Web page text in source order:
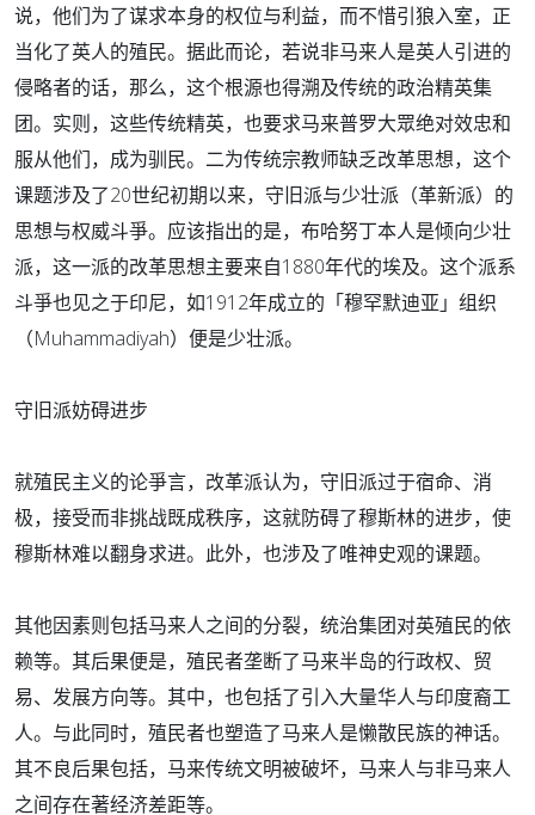
说，他们为了谋求本身的权位与利益，而不惜引狼入室，正
当化了英人的殖民。据此而论，若说非马来人是英人引进的
侵略者的话，那么，这个根源也得溯及传统的政治精英集
团。实则，这些传统精英，也要求马来普罗大眾绝对效忠和
服从他们，成为驯民。二为传统宗教师缺乏改革思想，这个
课题涉及了20世纪初期以来，守旧派与少壮派（革新派）的
思想与权威斗爭。应该指出的是，布哈努丁本人是倾向少壮
派，这一派的改革思想主要来自1880年代的埃及。这个派系
斗爭也见之于印尼，如1912年成立的「穆罕默迪亚」组织
（Muhammadiyah）便是少壮派。
守旧派妨碍进步
就殖民主义的论爭言，改革派认为，守旧派过于宿命、消
极，接受而非挑战既成秩序，这就防碍了穆斯林的进步，使
穆斯林难以翻身求进。此外，也涉及了唯神史观的课题。
其他因素则包括马来人之间的分裂，统治集团对英殖民的依
赖等。其后果便是，殖民者垄断了马来半岛的行政权、贸
易、发展方向等。其中，也包括了引入大量华人与印度裔工
人。与此同时，殖民者也塑造了马来人是懒散民族的神话。
其不良后果包括，马来传统文明被破坏，马来人与非马来人
之间存在著经济差距等。